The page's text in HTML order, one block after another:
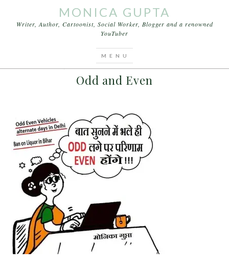
MONICA GUPTA
Writer, Author, Cartoonist, Social Worker, Blogger and a renowned
YouTuber
Odd and Even